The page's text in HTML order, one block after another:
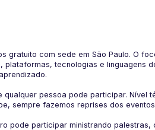
gratuito com sede em São Paulo. O
plataformas, tecnologias e linguagens
qualquer pessoa pode participar. Nível
sempre fazemos reprises dos
pode participar ministrando